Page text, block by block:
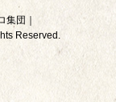
団｜
Reserved.